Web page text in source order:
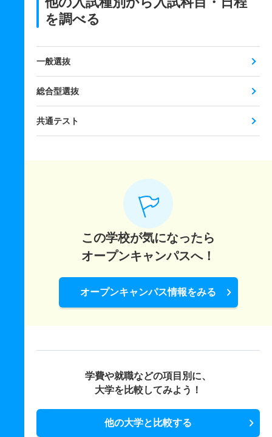
を調べる
一般選抜
総合型選抜
共通テスト
この学校が気になったら
オープンキャンパスへ！
オープンキャンパス情報をみる
学費や就職などの項目別に、
大学を比較してみよう！
他の大学と比較する